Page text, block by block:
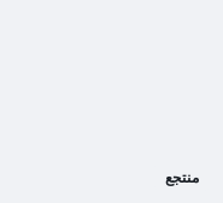
منتجع